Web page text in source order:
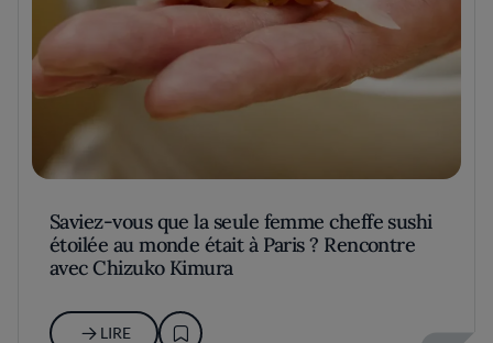
Saviez-vous que la seule femme cheffe sushi
étoilée au monde était à Paris ? Rencontre
avec Chizuko Kimura
LIRE